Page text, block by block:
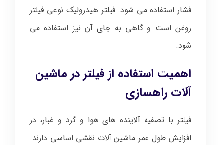
فشار استفاده می شود. فیلتر هیدرولیک نوعی فیلتر
روغن است و گاهی به جای آن نیز استفاده می
شود.
اهمیت استفاده از فیلتر در ماشین
آلات راهسازی
فیلتر با تصفیه آلاینده های هوا و گرد و غبار، در
افزایش طول عمر ماشین آلات نقشی اساسی دارند.